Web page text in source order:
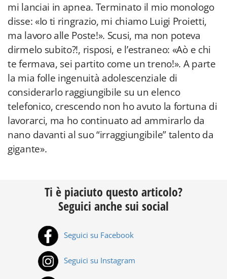
mi lanciai in apnea. Terminato il mio monologo
disse: «Io ti ringrazio, mi chiamo Luigi Proietti,
ma lavoro alle Poste!». Scusi, ma non poteva
dirmelo subito?!, risposi, e l’estraneo: «Aò e chi
te fermava, sei partito come un treno!». A parte
la mia folle ingenuità adolescenziale di
considerarlo raggiungibile su un elenco
telefonico, crescendo non ho avuto la fortuna di
lavorarci, ma ho continuato ad ammirarlo da
nano davanti al suo “irraggiungibile” talento da
gigante».
Ti è piaciuto questo articolo?
Seguici anche sui social
Seguici su Facebook
Seguici su Instagram